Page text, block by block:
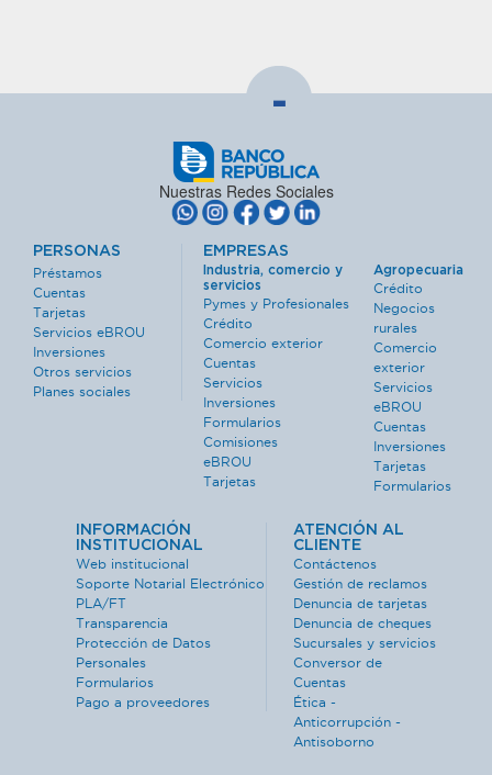
-
Nuestras Redes Sociales
PERSONAS
Préstamos
Cuentas
Tarjetas
Servicios eBROU
Inversiones
Otros servicios
Planes sociales
EMPRESAS
Industria, comercio y
servicios
Pymes y Profesionales
Crédito
Comercio exterior
Cuentas
Servicios
Inversiones
Formularios
Comisiones
eBROU
Tarjetas
Agropecuaria
Crédito
Negocios
rurales
Comercio
exterior
Servicios
eBROU
Cuentas
Inversiones
Tarjetas
Formularios
INFORMACIÓN
INSTITUCIONAL
Web institucional
Soporte Notarial Electrónico
PLA/FT
Transparencia
Protección de Datos
Personales
Formularios
Pago a proveedores
ATENCIÓN AL
CLIENTE
Contáctenos
Gestión de reclamos
Denuncia de tarjetas
Denuncia de cheques
Sucursales y servicios
Conversor de
Cuentas
Ética -
Anticorrupción -
Antisoborno